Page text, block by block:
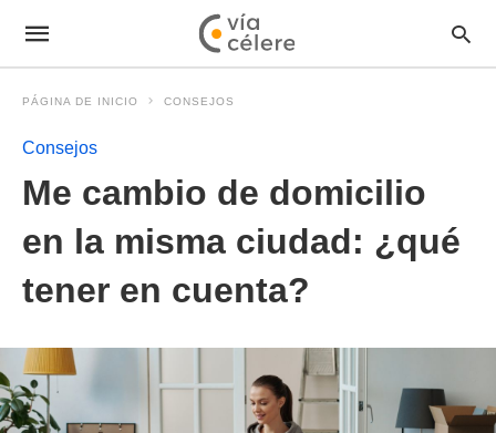
PÁGINA DE INICIO CONSEJOS
Consejos
Me cambio de domicilio
en la misma ciudad: ¿qué
tener en cuenta?